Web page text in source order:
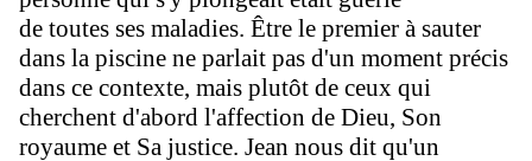
de toutes ses maladies. Être le premier à sauter
dans la piscine ne parlait pas d'un moment précis
dans ce contexte, mais plutôt de ceux qui
cherchent d'abord l'affection de Dieu, Son
royaume et Sa justice. Jean nous dit qu'un